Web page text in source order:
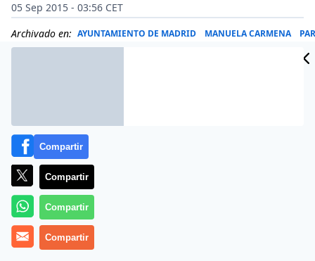
05 Sep 2015 - 03:56 CET
Archivado en: AYUNTAMIENTO DE MADRID MANUELA CARMENA
Compartir
Compartir
Compartir
Compartir